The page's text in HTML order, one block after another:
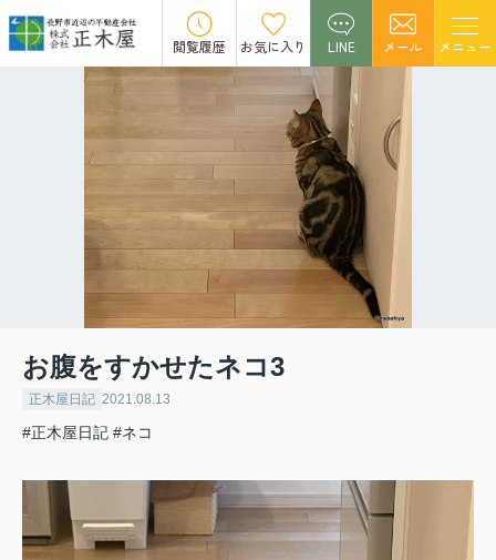
閲覧履歴 お気に入り LINE メール メニュー
お腹をすかせたネコ3
正木屋日記 2021.08.13
#正木屋日記 #ネコ